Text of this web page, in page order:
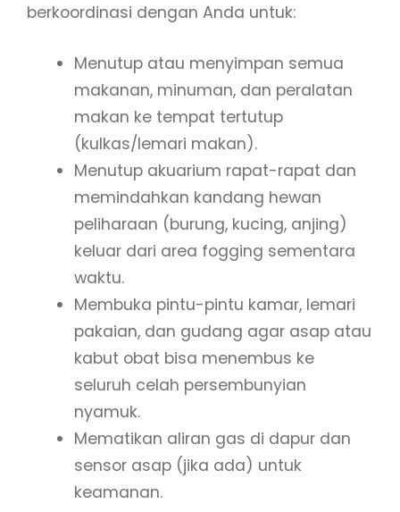
berkoordinasi dengan Anda untuk:
Menutup atau menyimpan semua
makanan, minuman, dan peralatan
makan ke tempat tertutup
(kulkas/lemari makan).
Menutup akuarium rapat-rapat dan
memindahkan kandang hewan
peliharaan (burung, kucing, anjing)
keluar dari area fogging sementara
waktu.
Membuka pintu-pintu kamar, lemari
pakaian, dan gudang agar asap atau
kabut obat bisa menembus ke
seluruh celah persembunyian
nyamuk.
Mematikan aliran gas di dapur dan
sensor asap (jika ada) untuk
keamanan.